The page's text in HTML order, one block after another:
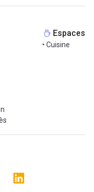
Espaces
• Cuisine